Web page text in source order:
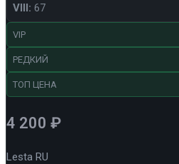
VIII: 67
VIP
РЕДКИЙ
ТОП ЦЕНА
4 200 ₽
Lesta RU